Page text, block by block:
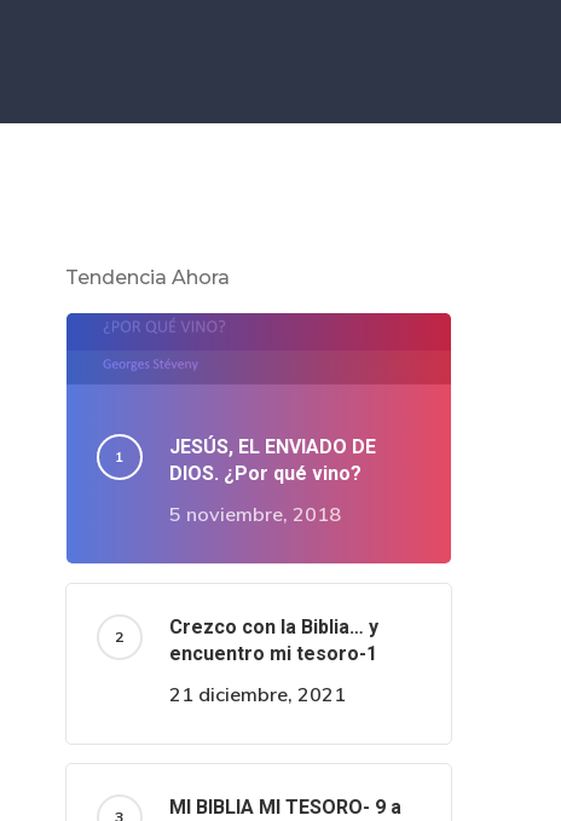
Tendencia Ahora
JESÚS, EL ENVIADO DE
DIOS. ¿Por qué vino?
5 noviembre, 2018
Crezco con la Biblia… y
encuentro mi tesoro-1
21 diciembre, 2021
MI BIBLIA MI TESORO- 9 a